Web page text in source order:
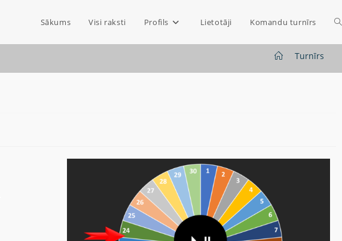
Sākums Visi raksti Profils Lietotāji Komandu turnīrs
Turnīrs